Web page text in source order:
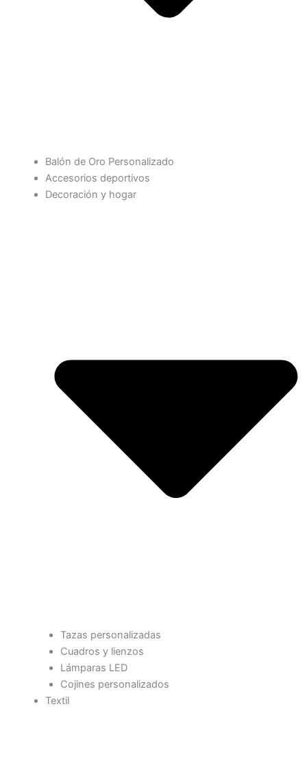
Balón de Oro Personalizado
Accesorios deportivos
Decoración y hogar
Tazas personalizadas
Cuadros y lienzos
Lámparas LED
Cojines personalizados
Textil